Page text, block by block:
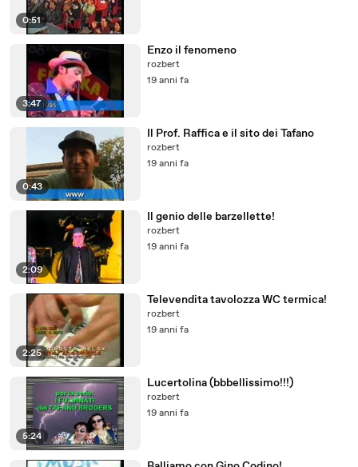
0:51
3:47
Enzo il fenomeno
rozbert
19 anni fa
0:43
Il Prof. Raffica e il sito dei Tafano
rozbert
19 anni fa
2:09
Il genio delle barzellette!
rozbert
19 anni fa
2:25
Televendita tavolozza WC termica!
rozbert
19 anni fa
5:24
Lucertolina (bbbellissimo!!!)
rozbert
19 anni fa